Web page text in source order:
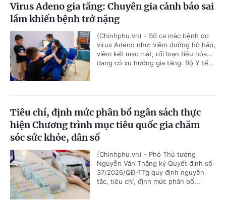
Virus Adeno gia tăng: Chuyên gia cảnh báo sai
lầm khiến bệnh trở nặng
(Chinhphu.vn) - Số ca mắc bệnh do
virus Adeno như: viêm đường hô hấp,
viêm kết mạc mắt, rối loạn tiêu hóa…
đang có xu hướng gia tăng. Bộ Y tế...
Tiêu chí, định mức phân bổ ngân sách thực
hiện Chương trình mục tiêu quốc gia chăm
sóc sức khỏe, dân số
(Chinhphu.vn) - Phó Thủ tướng
Nguyễn Văn Thắng ký Quyết định số
37/2026/QĐ-TTg quy định nguyên
tắc, tiêu chí, định mức phân bổ...